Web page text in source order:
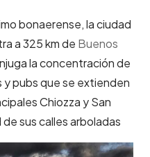
bonaerense, la ciudad
a 325 km de Buenos
la concentración de
pubs que se extienden
Chiozza y San
sus calles arboladas